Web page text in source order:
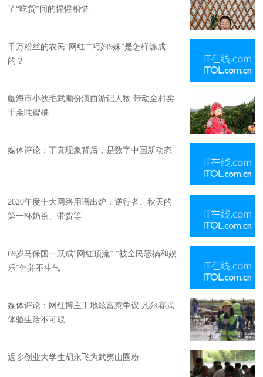
了“吃货”间的惺惺相惜
千万粉丝的农民“网红”“巧妇9妹”是怎样炼成
的？
临海市小伙毛武顺扮演西游记人物 带动全村卖
千余吨蜜橘
媒体评论：丁真现象背后，是数字中国新动态
2020年度十大网络用语出炉：逆行者、秋天的
第一杯奶茶、带货等
69岁马保国一跃成“网红顶流” “被全民恶搞和娱
乐”但并不生气
媒体评论：网红博主工地炫富惹争议 凡尔赛式
体验生活不可取
返乡创业大学生胡永飞为武夷山圈粉